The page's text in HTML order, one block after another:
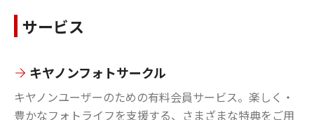
サービス
キヤノンフォトサークル
キヤノンユーザーのための有料会員サービス。楽しく・
豊かなフォトライフを支援する、さまざまな特典をご用